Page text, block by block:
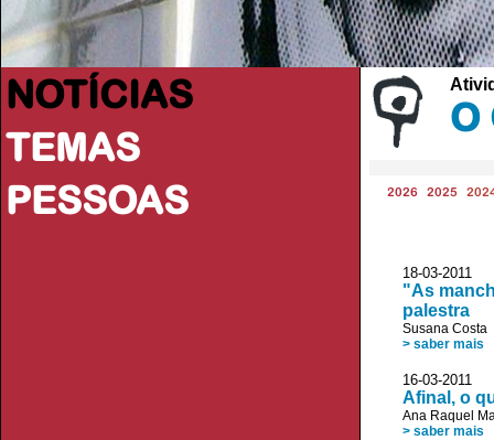
NOTÍCIAS
TEMAS
PESSOAS
O
2026 2025
18-03-2011
"As
palestra
Susana Costa
> saber mais
16-03-2011
Afinal, o
Ana Raquel
> saber mais